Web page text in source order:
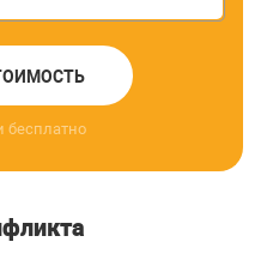
бесплатно